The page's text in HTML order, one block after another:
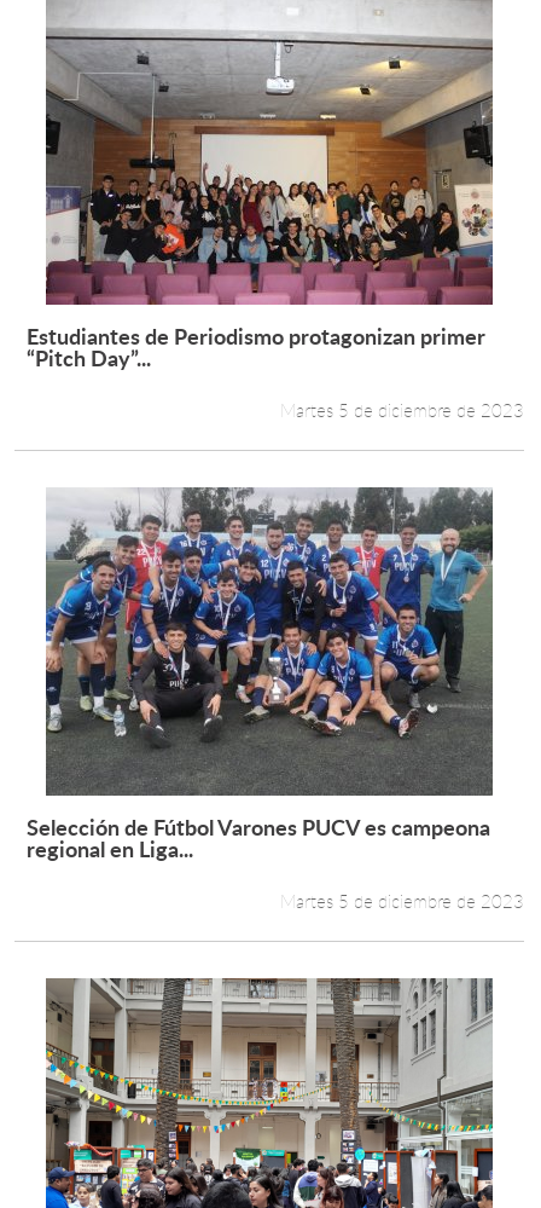
Leer más +
Estudiantes de Periodismo protagonizan primer
“Pitch Day”...
Martes 5 de diciembre de 2023
Leer más +
Selección de Fútbol Varones PUCV es campeona
regional en Liga...
Martes 5 de diciembre de 2023